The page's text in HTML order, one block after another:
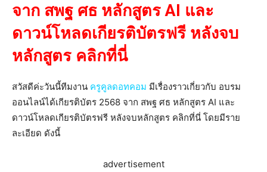
จาก สพฐ ศธ หลักสูตร AI และ
ดาวน์โหลดเกียรติบัตรฟรี หลังจบ
หลักสูตร คลิกที่นี่
สวัสดีค่ะวันนี้ทีมงาน ครูคูลดอทคอม มีเรื่องราวเกี่ยวกับ อบรม
ออนไลน์ได้เกียรติบัตร 2568 จาก สพฐ ศธ หลักสูตร AI และ
ดาวน์โหลดเกียรติบัตรฟรี หลังจบหลักสูตร คลิกที่นี่ โดยมีราย
ละเอียด ดังนี้
advertisement